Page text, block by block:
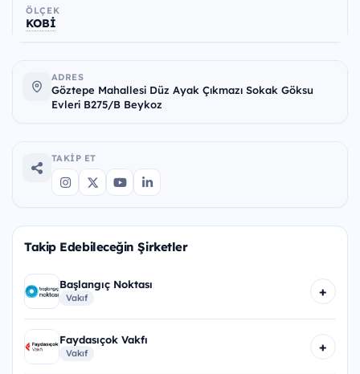
ÖLÇEK
KOBİ
ADRES
Göztepe Mahallesi Düz Ayak Çıkmazı Sokak Göksu
Evleri B275/B Beykoz
TAKIP ET
Takip Edebileceğin Şirketler
Başlangıç Noktası
Vakıf +
Faydasıçok Vakfı
Vakıf +